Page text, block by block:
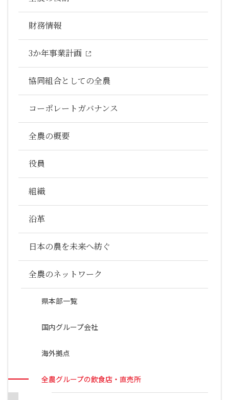
財務情報
3か年事業計画
協同組合としての全農
コーポレートガバナンス
全農の概要
役員
組織
沿革
日本の農を未来へ紡ぐ
全農のネットワーク
県本部一覧
国内グループ会社
海外拠点
全農グループの飲食店・直売所